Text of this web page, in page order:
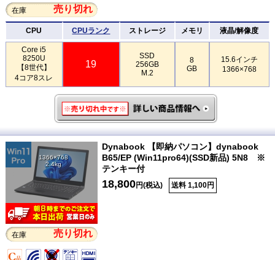
在庫 売り切れ
CPU CPUランク ストレージ メモリ 液晶/解像度
Core i5
8250U
【8世代】
4コア8スレ
19
SSD
256GB
M.2
8
GB
15.6インチ
1366×768
1366×768
2.4kg
在庫 売り切れ
Dynabook 【即納パソコン】dynabook
B65/EP (Win11pro64)(SSD新品) 5N8 ※
テンキー付
18,800円(税込) 送料 1,100円